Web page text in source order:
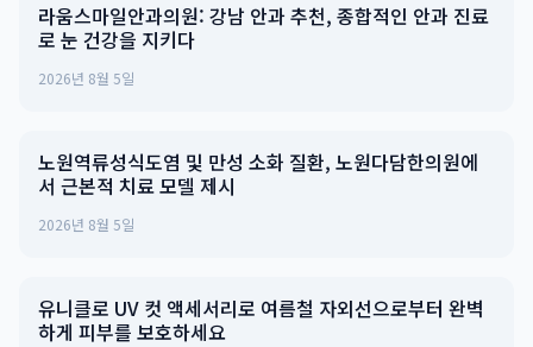
라움스마일안과의원: 강남 안과 추천, 종합적인 안과 진료
로 눈 건강을 지키다
2026년 8월 5일
노원역류성식도염 및 만성 소화 질환, 노원다담한의원에
서 근본적 치료 모델 제시
2026년 8월 5일
유니클로 UV 컷 액세서리로 여름철 자외선으로부터 완벽
하게 피부를 보호하세요